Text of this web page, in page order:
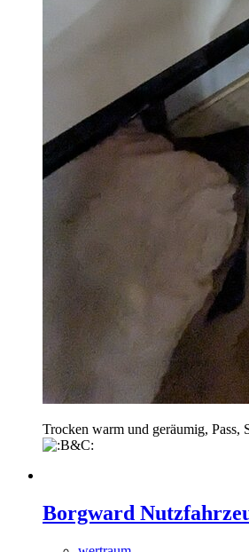
Trocken warm und geräumig, Pass,
Borgward